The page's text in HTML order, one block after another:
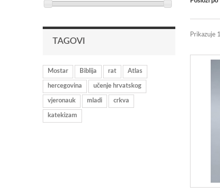
TAGOVI
Mostar Biblija rat Atlas
hercegovina učenje hrvatskog
vjeronauk mladi crkva
katekizam
Prikazuje